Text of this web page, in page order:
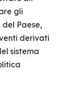
gli
del Paese,
derivati
sistema